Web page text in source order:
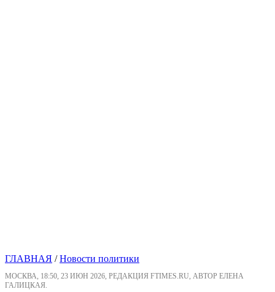
ГЛАВНАЯ /Новости политики
МОСКВА, 18:50, 23 ИЮН 2026, РЕДАКЦИЯ FTIMES.RU, АВТОР ЕЛЕНА
ГАЛИЦКАЯ.